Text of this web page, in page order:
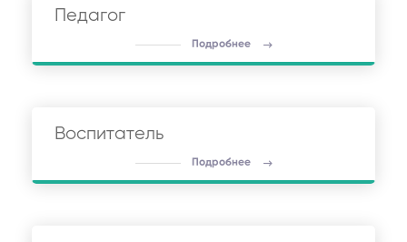
Педагог
Подробнее
Воспитатель
Подробнее